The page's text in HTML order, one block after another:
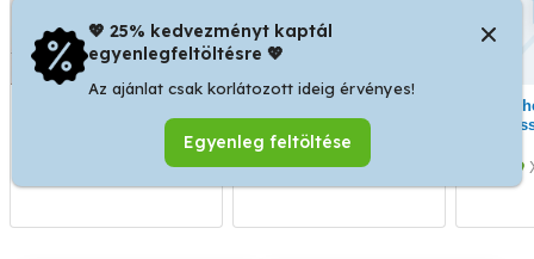
hanem okosan,
högyeknek
XIII. kerület
💖 25% kedvezményt kaptál
egyenlegfeltöltésre 💖
Az ajánlat csak korlátozott ideig érvényes!
Egyenleg feltöltése